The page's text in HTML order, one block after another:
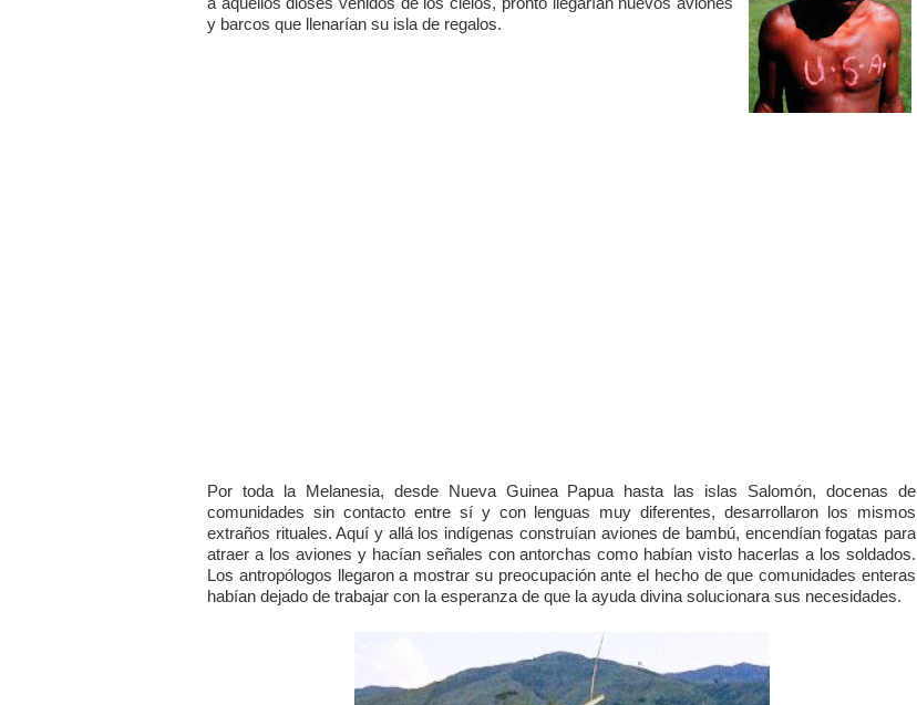
y barcos que llenarían su isla de regalos.
Por toda la Melanesia, desde Nueva Guinea Papua hasta las islas Salomón, docenas de
comunidades sin contacto entre sí y con lenguas muy diferentes, desarrollaron los mismos
extraños rituales. Aquí y allá los indígenas construían aviones de bambú, encendían fogatas para
atraer a los aviones y hacían señales con antorchas como habían visto hacerlas a los soldados.
Los antropólogos llegaron a mostrar su preocupación ante el hecho de que comunidades enteras
habían dejado de trabajar con la esperanza de que la ayuda divina solucionara sus necesidades.